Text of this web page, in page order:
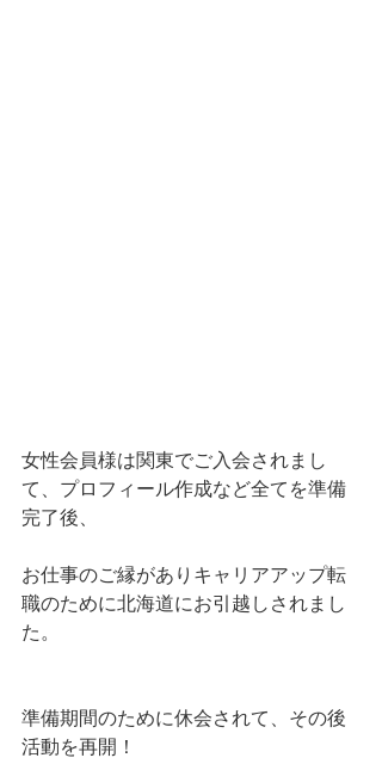
女性会員様は関東でご入会されまし
て、プロフィール作成など全てを準備
完了後、
お仕事のご縁がありキャリアアップ転
職のために北海道にお引越しされまし
た。
準備期間のために休会されて、その後
活動を再開！